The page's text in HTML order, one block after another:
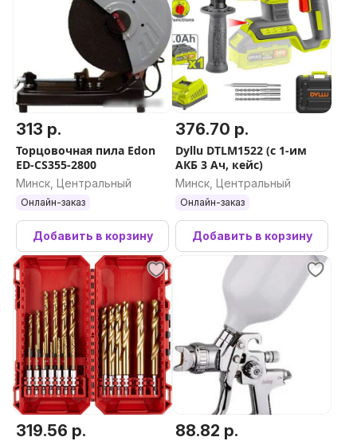
313 р.
Торцовочная пила Edon
ED-CS355-2800
Минск, Центральный
Онлайн-заказ
Добавить в корзину
376.70 р.
Dyllu DTLM1522 (с 1-им
АКБ 3 Ач, кейс)
Минск, Центральный
Онлайн-заказ
Добавить в корзину
319.56 р. 88.82 р.